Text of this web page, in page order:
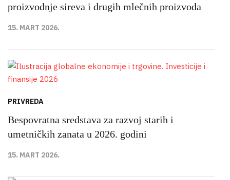
proizvodnje sireva i drugih mlečnih proizvoda
15. MART 2026.
PRIVREDA
Bespovratna sredstava za razvoj starih i
umetničkih zanata u 2026. godini
15. MART 2026.